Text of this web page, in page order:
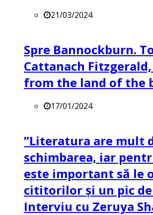
21/03/2024
Spre Bannockburn.
Cattanach
from the land of the
17/01/2024
”Literatura are mult
schimbarea, iar
este important să le
cititorilor și un pic de
Interviu cu Zeruya